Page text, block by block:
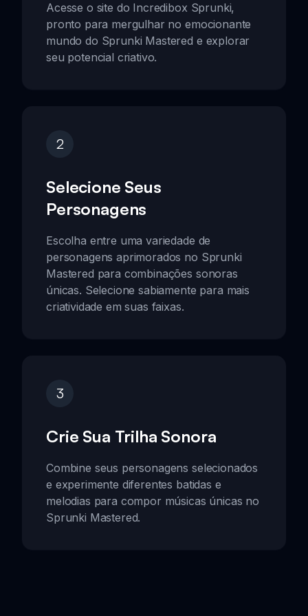
Acesse o site do Incredibox Sprunki,
pronto para mergulhar no emocionante
mundo do Sprunki Mastered e explorar
seu potencial criativo.
2
Selecione Seus
Personagens
Escolha entre uma variedade de
personagens aprimorados no Sprunki
Mastered para combinações sonoras
únicas. Selecione sabiamente para mais
criatividade em suas faixas.
3
Crie Sua Trilha Sonora
Combine seus personagens selecionados
e experimente diferentes batidas e
melodias para compor músicas únicas no
Sprunki Mastered.